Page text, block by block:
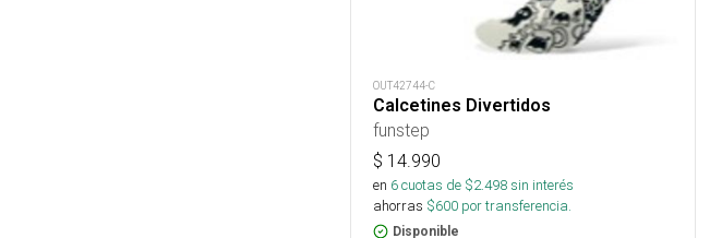
OUT42744-C
Calcetines Divertidos
funstep
$ 14.990
en 6cuotas de $2.498sin interés
ahorras $600 por transferencia.
Disponible